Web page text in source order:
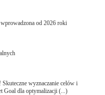
od 2026 roki
wyznaczanie celów i
Goal dla optymalizacji (...)